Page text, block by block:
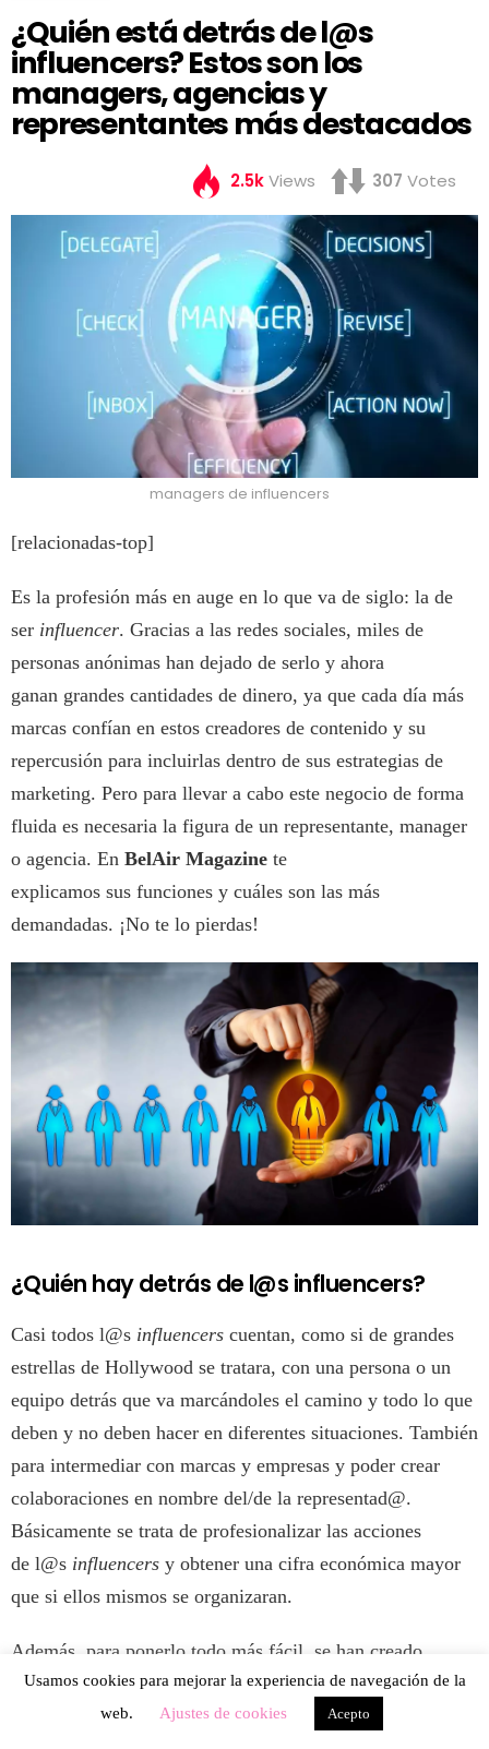
¿Quién está detrás de l@s
influencers? Estos son los
managers, agencias y
representantes más destacados
2.5kViews 307 Votes
managers de influencers
[relacionadas-top]
Es la profesión más en auge en lo que va de siglo: la de
ser influencer. Gracias a las redes sociales, miles de
personas anónimas han dejado de serlo y ahora
ganan grandes cantidades de dinero, ya que cada día más
marcas confían en estos creadores de contenido y su
repercusión para incluirlas dentro de sus estrategias de
marketing. Pero para llevar a cabo este negocio de forma
fluida es necesaria la figura de un representante, manager
o agencia. En BelAir Magazine te
explicamos sus funciones y cuáles son las más
demandadas. ¡No te lo pierdas!
¿Quién hay detrás de l@s influencers?
Casi todos l@s influencers cuentan, como si de grandes
estrellas de Hollywood se tratara, con una persona o un
equipo detrás que va marcándoles el camino y todo lo que
deben y no deben hacer en diferentes situaciones. También
para intermediar con marcas y empresas y poder crear
colaboraciones en nombre del/de la representad@.
Básicamente se trata de profesionalizar las acciones
de l@s influencers y obtener una cifra económica mayor
que si ellos mismos se organizaran.
Además, para ponerlo todo más fácil, se han creado
agencias que cuentan con una importante base de
influencerspara que las marcas tengan un amplio
Usamos cookies para mejorar la experiencia de navegación de la
web.
Ajustes de cookies Acepto